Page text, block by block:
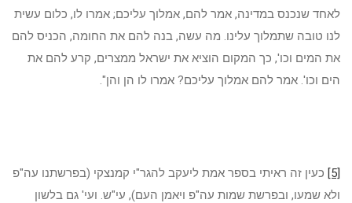
לאחד שנכנס במדינה, אמר להם, אמלוך עליכם; אמרו לו, כלום עשית
לנו טובה שתמלוך עלינו. מה עשה, בנה להם את החומה, הכניס להם
את המים וכו', כך המקום הוציא את ישראל ממצרים, קרע להם את
הים וכו'. אמר להם אמלוך עליכם? אמרו לו הן והן".
[5] כעין זה ראיתי בספר אמת ליעקב להגר"י קמנצקי (בפרשתנו עה"פ
ולא שמעו, ובפרשת שמות עה"פ ויאמן העם), עי"ש. ועי' גם בלשון